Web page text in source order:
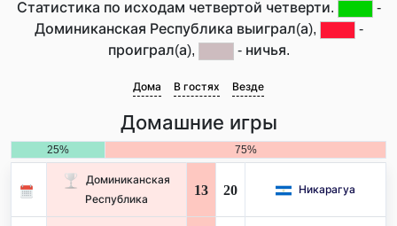
Статистика по исходам четвертой четверти.
-
Доминиканская Республика выиграл(а),
-
проиграл(а),
- ничья.
Дома В гостях Везде
Домашние игры
25% 75%
Доминиканская
Республика
13 20 Никарагуа